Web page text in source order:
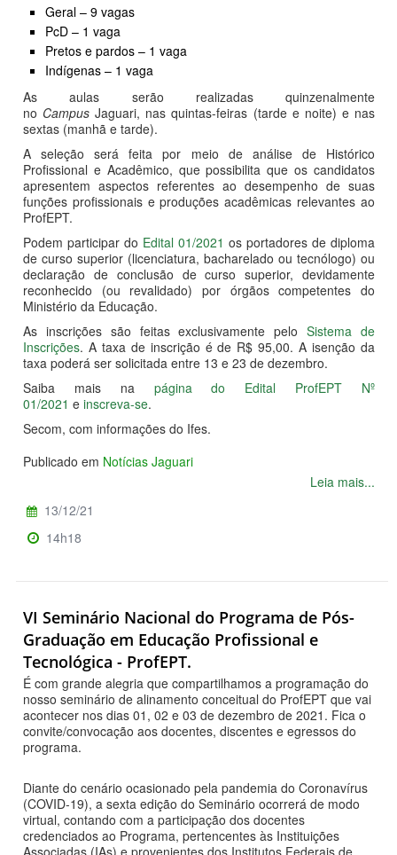
Geral – 9 vagas
PcD – 1 vaga
Pretos e pardos – 1 vaga
Indígenas – 1 vaga
As aulas serão realizadas quinzenalmente
no Campus Jaguari, nas quintas-feiras (tarde e noite) e nas
sextas (manhã e tarde).
A seleção será feita por meio de análise de Histórico
Profissional e Acadêmico, que possibilita que os candidatos
apresentem aspectos referentes ao desempenho de suas
funções profissionais e produções acadêmicas relevantes ao
ProfEPT.
Podem participar do Edital 01/2021 os portadores de diploma
de curso superior (licenciatura, bacharelado ou tecnólogo) ou
declaração de conclusão de curso superior, devidamente
reconhecido (ou revalidado) por órgãos competentes do
Ministério da Educação.
As inscrições são feitas exclusivamente peloSistema de
Inscrições. A taxa de inscrição é de R$ 95,00. A isenção da
taxa poderá ser solicitada entre 13 e 23 de dezembro.
Saiba mais na página do Edital ProfEPT Nº
01/2021 e inscreva-se.
Secom, com informações do Ifes.
Publicado em Notícias Jaguari
Leia mais...
13/12/21
14h18
VI Seminário Nacional do Programa de Pós-
Graduação em Educação Profissional e
Tecnológica - ProfEPT.
É com grande alegria que compartilhamos a programação do
nosso seminário de alinamento conceitual do ProfEPT que vai
acontecer nos dias 01, 02 e 03 de dezembro de 2021. Fica o
convite/convocação aos docentes, discentes e egressos do
programa.
Diante do cenário ocasionado pela pandemia do Coronavírus
(COVID-19), a sexta edição do Seminário ocorrerá de modo
virtual, contando com a participação dos docentes
credenciados ao Programa, pertencentes às Instituições
Associadas (IAs) e provenientes dos Institutos Federais de